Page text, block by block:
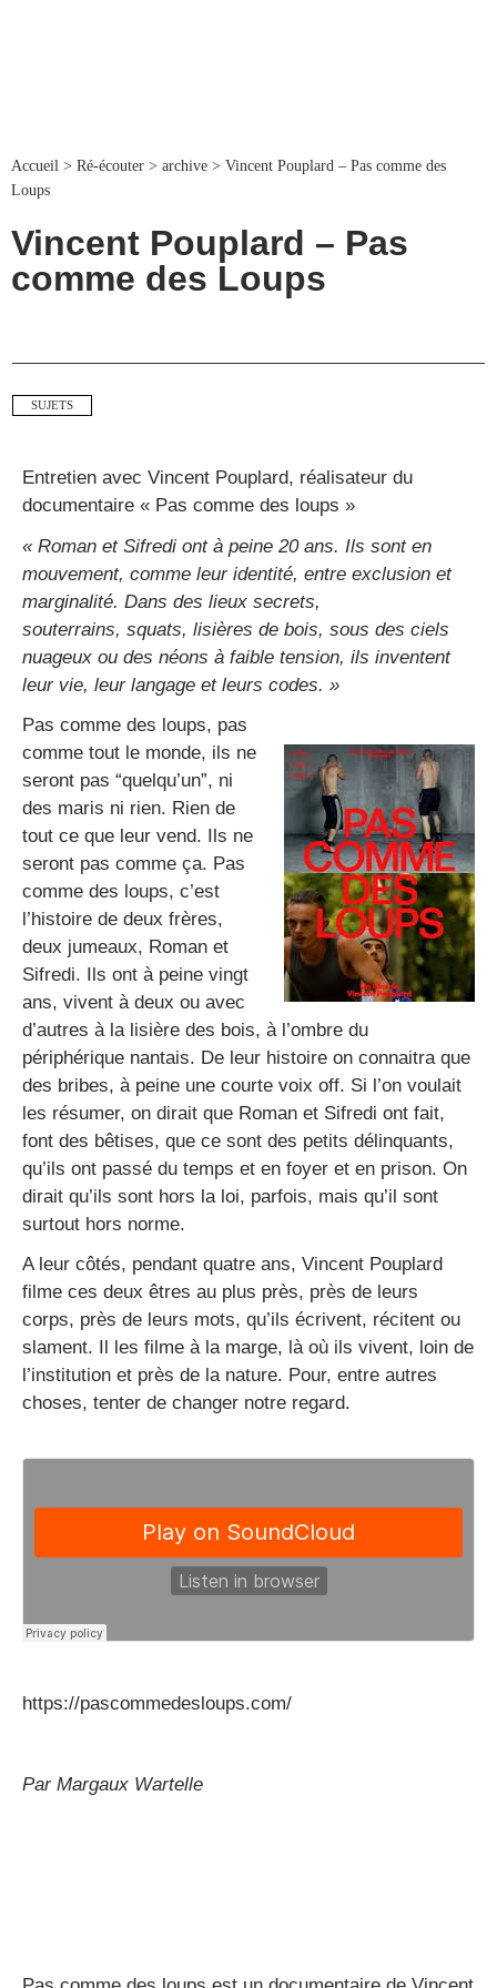
Accueil > Ré-écouter > archive > Vincent Pouplard – Pas comme des
Loups
Vincent Pouplard – Pas
comme des Loups
Entretien avec Vincent Pouplard, réalisateur du
documentaire « Pas comme des loups »
« Roman et Sifredi ont à peine 20 ans. Ils sont en
mouvement, comme leur identité, entre exclusion et
marginalité. Dans des lieux secrets,
souterrains, squats, lisières de bois, sous des ciels
nuageux ou des néons à faible tension, ils inventent
leur vie, leur langage et leurs codes. »
Pas comme des loups, pas
comme tout le monde, ils ne
seront pas “quelqu’un”, ni
des maris ni rien. Rien de
tout ce que leur vend. Ils ne
seront pas comme ça. Pas
comme des loups, c’est
l’histoire de deux frères,
deux jumeaux, Roman et
Sifredi. Ils ont à peine vingt
ans, vivent à deux ou avec
d’autres à la lisière des bois, à l’ombre du
périphérique nantais. De leur histoire on connaitra que
des bribes, à peine une courte voix off. Si l’on voulait
les résumer, on dirait que Roman et Sifredi ont fait,
font des bêtises, que ce sont des petits délinquants,
qu’ils ont passé du temps et en foyer et en prison. On
dirait qu’ils sont hors la loi, parfois, mais qu’il sont
surtout hors norme.
A leur côtés, pendant quatre ans, Vincent Pouplard
filme ces deux êtres au plus près, près de leurs
corps, près de leurs mots, qu’ils écrivent, récitent ou
slament. Il les filme à la marge, là où ils vivent, loin de
l’institution et près de la nature. Pour, entre autres
choses, tenter de changer notre regard.
https://pascommedesloups.com/
Par Margaux Wartelle
SUJETS